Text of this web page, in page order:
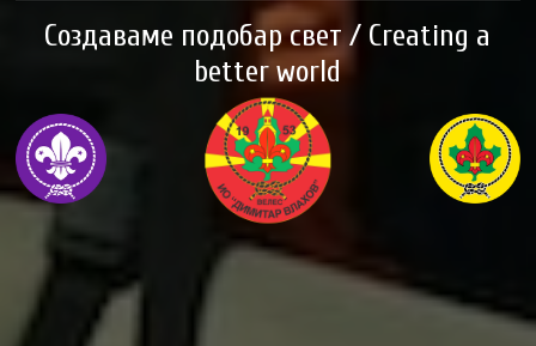
Создаваме подобар свет / Creating a
better world